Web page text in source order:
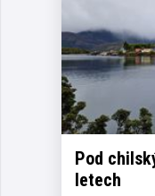
Pod
letech